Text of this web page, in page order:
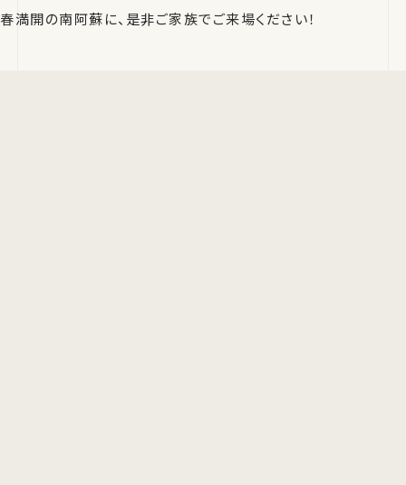
春満開の南阿蘇に、是非ご家族でご来場ください！